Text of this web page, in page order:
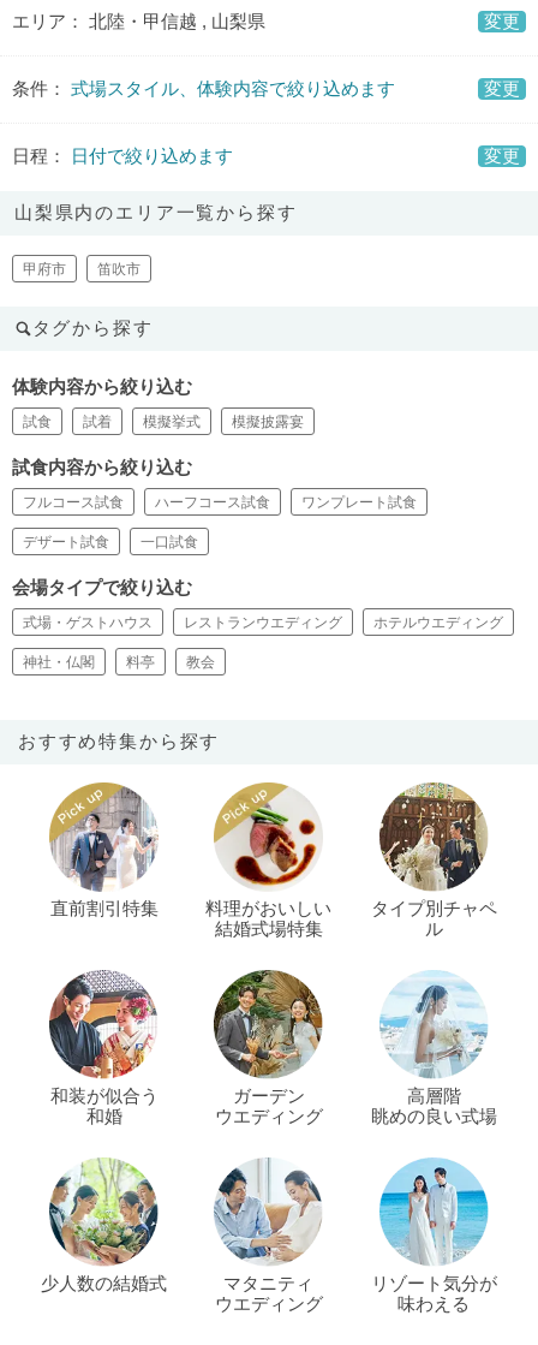
エリア： 北陸・甲信越 , 山梨県 変更
条件： 式場スタイル、体験内容で絞り込めます 変更
日程： 日付で絞り込めます 変更
山梨県内のエリア一覧から探す
甲府市 笛吹市
タグから探す
体験内容から絞り込む
試食 試着 模擬挙式 模擬披露宴
試食内容から絞り込む
フルコース試食 ハーフコース試食 ワンプレート試食
デザート試食 一口試食
会場タイプで絞り込む
式場・ゲストハウス レストランウエディング ホテルウエディング
神社・仏閣 料亭 教会
おすすめ特集から探す
直前割引特集
料理がおいしい
結婚式場特集
タイプ別チャペ
ル
和装が似合う
和婚
ガーデン
ウエディング
高層階
眺めの良い式場
少人数の結婚式
マタニティ
ウエディング
リゾート気分が
味わえる